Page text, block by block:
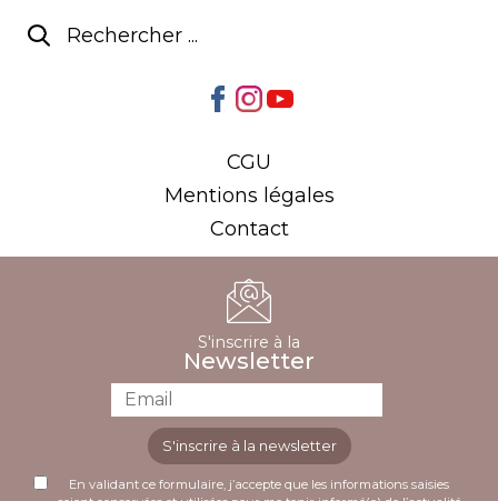
CGU
Mentions légales
Contact
S'inscrire à la
Newsletter
S'inscrire à la newsletter
En validant ce formulaire, j’accepte que les informations saisies